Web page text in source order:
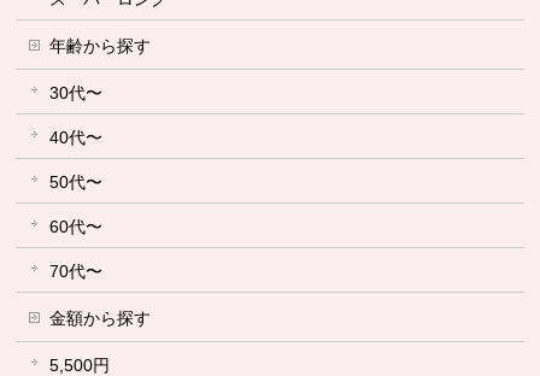
年齢から探す
30代〜
40代〜
50代〜
60代〜
70代〜
金額から探す
5,500円